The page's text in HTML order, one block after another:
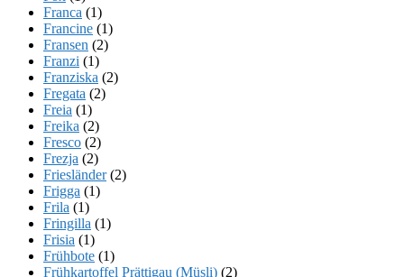
Franca (1)
Francine (1)
Fransen (2)
Franzi (1)
Franziska (2)
Fregata (2)
Freia (1)
Freika (2)
Fresco (2)
Frezja (2)
Friesländer(2)
Frigga (1)
Frila (1)
Fringilla (1)
Frisia (1)
Frühbote (1)
Frühkartoffel Prättigau (Müsli) (2)